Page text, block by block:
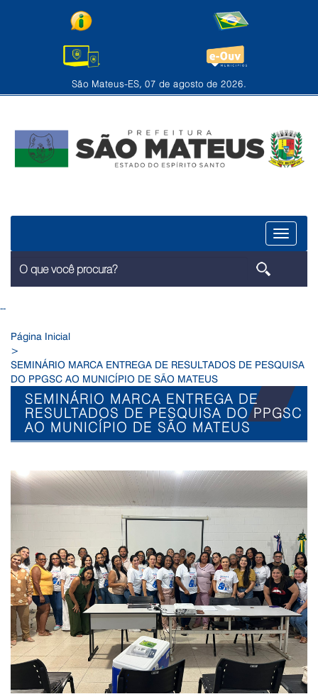
São Mateus-ES, 07 de agosto de 2026.
Menu
--
Página Inicial
>
SEMINÁRIO MARCA ENTREGA DE RESULTADOS DE PESQUISA
DO PPGSC AO MUNICÍPIO DE SÃO MATEUS
SEMINÁRIO MARCA ENTREGA DE
RESULTADOS DE PESQUISA DO PPGSC
AO MUNICÍPIO DE SÃO MATEUS